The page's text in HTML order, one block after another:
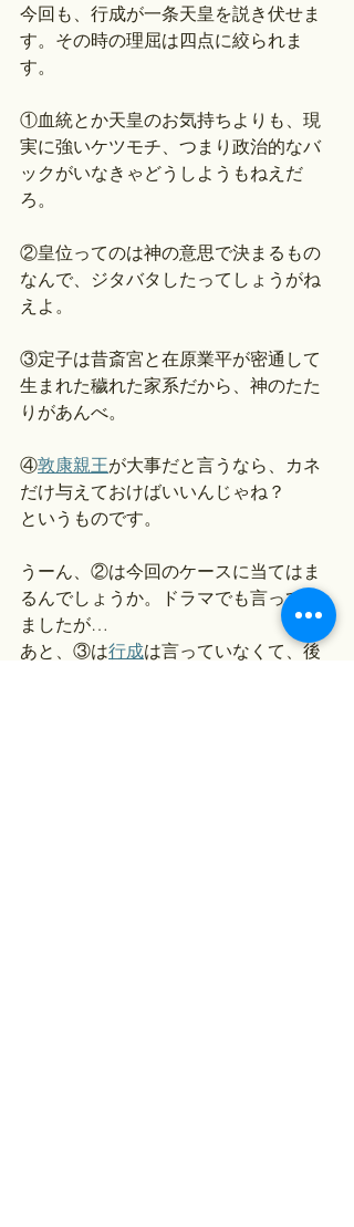
今回も、行成が一条天皇を説き伏せま
す。その時の理屈は四点に絞られま
す。
①血統とか天皇のお気持ちよりも、現
実に強いケツモチ、つまり政治的なバ
ックがいなきゃどうしようもねえだ
ろ。
②皇位ってのは神の意思で決まるもの
なんで、ジタバタしたってしょうがね
えよ。
③定子は昔斎宮と在原業平が密通して
生まれた穢れた家系だから、神のたた
りがあんべ。
④敦康親王が大事だと言うなら、カネ
だけ与えておけばいいんじゃね？
というものです。
うーん、②は今回のケースに当てはま
るんでしょうか。ドラマでも言ってい
ましたが…
あと、③は行成は言っていなくて、後